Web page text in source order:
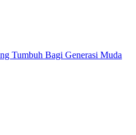
Tumbuh Bagi Generasi Muda